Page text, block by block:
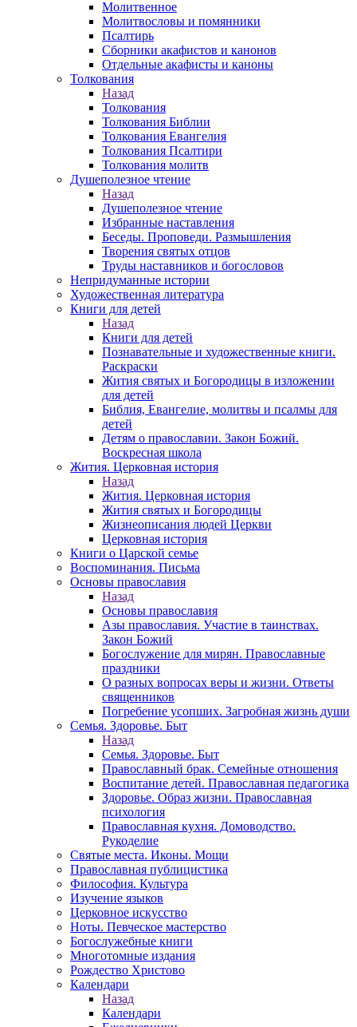
Молитвенное
Молитвословы и помянники
Псалтирь
Сборники акафистов и канонов
Отдельные акафисты и каноны
Толкования
Назад
Толкования
Толкования Библии
Толкования Евангелия
Толкования Псалтири
Толкования молитв
Душеполезное чтение
Назад
Душеполезное чтение
Избранные наставления
Беседы. Проповеди. Размышления
Творения святых отцов
Труды наставников и богословов
Непридуманные истории
Художественная литература
Книги для детей
Назад
Книги для детей
Познавательные и художественные книги.
Раскраски
Жития святых и Богородицы в изложении
для детей
Библия, Евангелие, молитвы и псалмы для
детей
Детям о православии. Закон Божий.
Воскресная школа
Жития. Церковная история
Назад
Жития. Церковная история
Жития святых и Богородицы
Жизнеописания людей Церкви
Церковная история
Книги о Царской семье
Воспоминания. Письма
Основы православия
Назад
Основы православия
Азы православия. Участие в таинствах.
Закон Божий
Богослужение для мирян. Православные
праздники
О разных вопросах веры и жизни. Ответы
священников
Погребение усопших. Загробная жизнь души
Семья. Здоровье. Быт
Назад
Семья. Здоровье. Быт
Православный брак. Семейные отношения
Воспитание детей. Православная педагогика
Здоровье. Образ жизни. Православная
психология
Православная кухня. Домоводство.
Рукоделие
Святые места. Иконы. Мощи
Православная публицистика
Философия. Культура
Изучение языков
Церковное искусство
Ноты. Певческое мастерство
Богослужебные книги
Многотомные издания
Рождество Христово
Календари
Назад
Календари